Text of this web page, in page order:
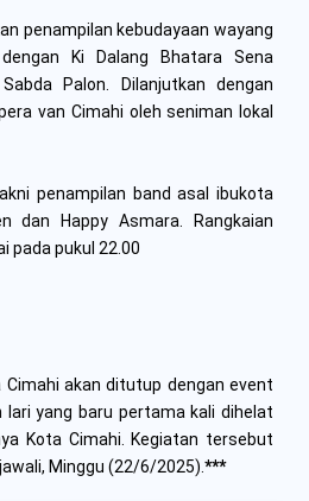
penampilan kebudayaan wayang
Ki Dalang Bhatara Sena
Palon. Dilanjutkan dengan
van Cimahi oleh seniman lokal
penampilan band asal ibukota
dan Happy Asmara. Rangkaian
pada pukul 22.00
Cimahi akan ditutup dengan event
lari yang baru pertama kali dihelat
Kota Cimahi. Kegiatan tersebut
Minggu (22/6/2025). ***